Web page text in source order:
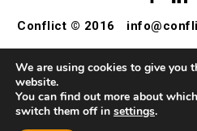
Conflict © 2016
We are using cookies to give you
website.
You can find out more about
switch them off in settings.